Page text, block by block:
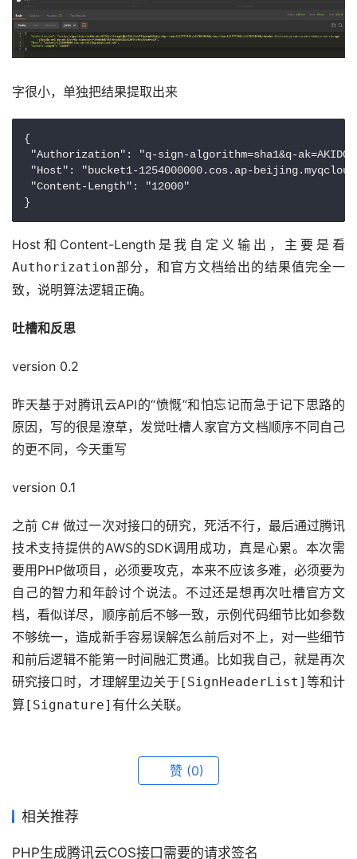
字很小，单独把结果提取出来
{
"Authorization": "q-sign-algorithm=sha1&q-
"Host": "bucket1-1254000000.cos.ap-
"Content-Length": "12000"
}
Host和Content-Length是我自定义输出，主要是看
Authorization部分，和官方文档给出的结果值完全一
致，说明算法逻辑正确。
吐槽和反思
version 0.2
昨天基于对腾讯云API的“愤慨”和怕忘记而急于记下思路的
原因，写的很是潦草，发觉吐槽人家官方文档顺序不同自己
的更不同，今天重写
version 0.1
之前 C# 做过一次对接口的研究，死活不行，最后通过腾讯
技术支持提供的AWS的SDK调用成功，真是心累。本次需
要用PHP做项目，必须要攻克，本来不应该多难，必须要为
自己的智力和年龄讨个说法。不过还是想再次吐槽官方文
档，看似详尽，顺序前后不够一致，示例代码细节比如参数
不够统一，造成新手容易误解怎么前后对不上，对一些细节
和前后逻辑不能第一时间融汇贯通。比如我自己，就是再次
研究接口时，才理解里边关于[SignHeaderList] 等和计
算 [Signature] 有什么关联。
赞 (0)
相关推荐
PHP生成腾讯云COS接口需要的请求签名